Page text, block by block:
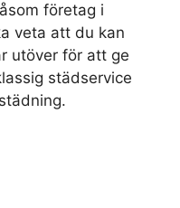
företag i
veta att du kan
utöver för att ge
städservice